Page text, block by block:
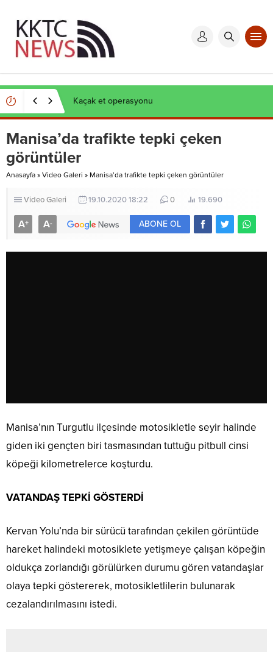
Kaçak et operasyonu
Manisa’da trafikte tepki çeken
görüntüler
Anasayfa » Video Galeri » Manisa’da trafikte tepki çeken görüntüler
Video Galeri 19.10.2020 18:22 0 19.690
A+ A- ABONE OL
Manisa’nın Turgutlu ilçesinde motosikletle seyir halinde
giden iki gençten biri tasmasından tuttuğu pitbull cinsi
köpeği kilometrelerce koşturdu.
VATANDAŞ TEPKİ GÖSTERDİ
Kervan Yolu’nda bir sürücü tarafından çekilen görüntüde
hareket halindeki motosiklete yetişmeye çalışan köpeğin
oldukça zorlandığı görülürken durumu gören vatandaşlar
olaya tepki göstererek, motosikletlilerin bulunarak
cezalandırılmasını istedi.